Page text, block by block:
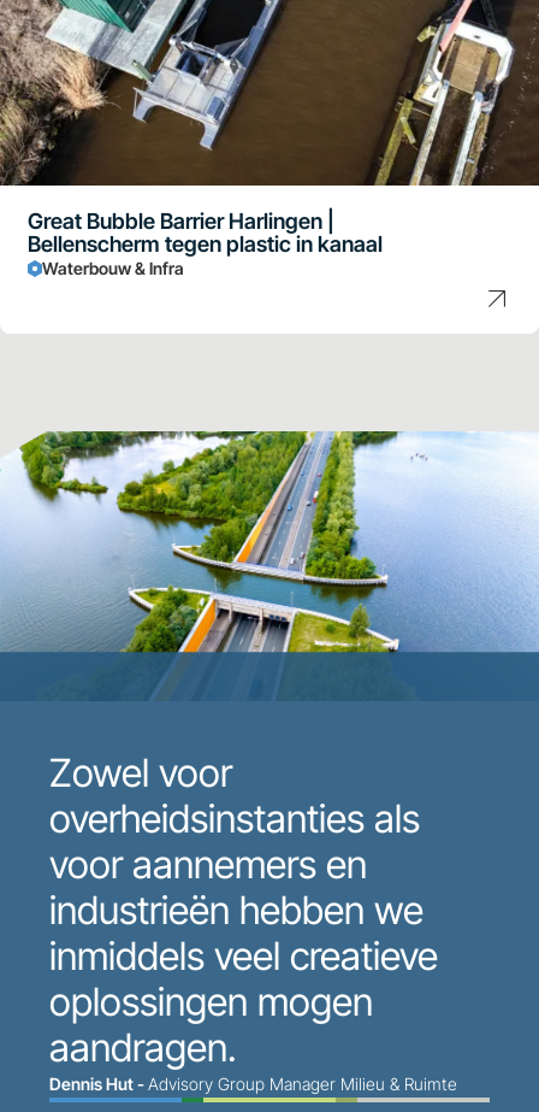
Great Bubble Barrier Harlingen |
Bellenscherm tegen plastic in kanaal
Waterbouw & Infra
Zowel voor
overheidsinstanties als
voor aannemers en
industrieën hebben we
inmiddels veel creatieve
oplossingen mogen
aandragen.
Dennis Hut -Advisory Group Manager Milieu & Ruimte